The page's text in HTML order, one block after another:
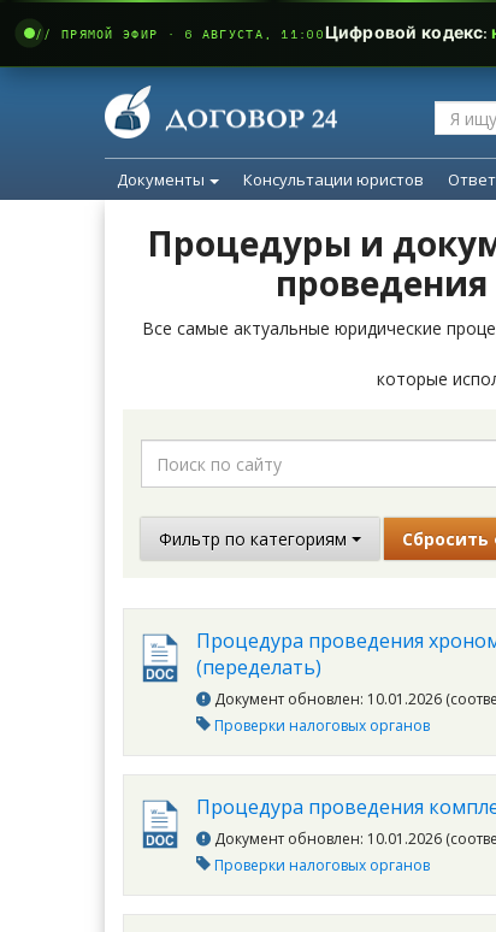
Документы Консультации юристов
Процедуры и
Все самые актуальные юридические
которые
Фильтр по категориям
Процедура проведения
(переделать)
Документ обновлен: 10.01.2026
Проверки налоговых органов
Процедура проведения
Документ обновлен: 10.01.2026
Проверки налоговых органов
// ПРЯМОЙ ЭФИР · 6 АВГУСТА, 11:00Цифровой кодекс: